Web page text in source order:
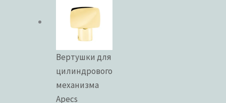
Вертушки для
цилиндрового
механизма
Apecs